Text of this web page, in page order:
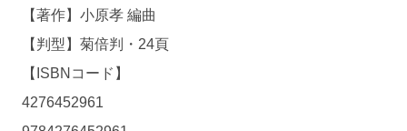
【著作】小原孝 編曲
【判型】菊倍判・24頁
【ISBNコード】
4276452961